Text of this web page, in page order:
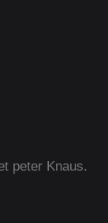
peter Knaus.